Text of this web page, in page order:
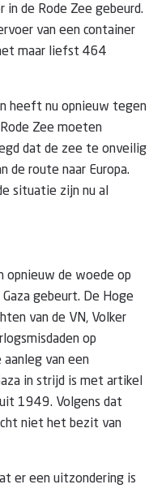
in de Rode Zee gebeurd.
van een container
maar liefst 464
heeft nu opnieuw tegen
Zee moeten
dat de zee te onveilig
de route naar Europa.
situatie zijn nu al
opnieuw de woede op
gebeurt. De Hoge
van de VN, Volker
op
van een
in strijd is met artikel
1949. Volgens dat
niet het bezit van
er een uitzondering is